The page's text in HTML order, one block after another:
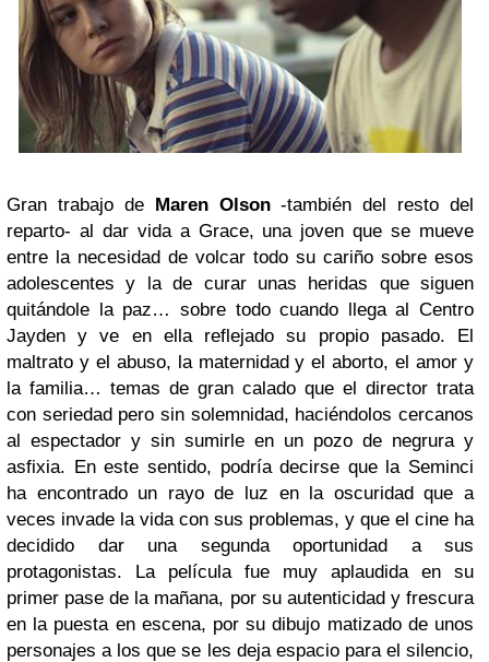
Gran trabajo de Maren Olson-también del resto del
reparto- al dar vida a Grace, una joven que se mueve
entre la necesidad de volcar todo su cariño sobre esos
adolescentes y la de curar unas heridas que siguen
quitándole la paz… sobre todo cuando llega al Centro
Jayden y ve en ella reflejado su propio pasado. El
maltrato y el abuso, la maternidad y el aborto, el amor y
la familia… temas de gran calado que el director trata
con seriedad pero sin solemnidad, haciéndolos cercanos
al espectador y sin sumirle en un pozo de negrura y
asfixia. En este sentido, podría decirse que la Seminci
ha encontrado un rayo de luz en la oscuridad que a
veces invade la vida con sus problemas, y que el cine ha
decidido dar una segunda oportunidad a sus
protagonistas. La película fue muy aplaudida en su
primer pase de la mañana, por su autenticidad y frescura
en la puesta en escena, por su dibujo matizado de unos
personajes a los que se les deja espacio para el silencio,